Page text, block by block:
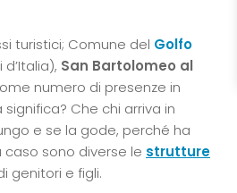
turistici; Comune del Golfo
San Bartolomeo al
numero di presenze in
Che chi arriva in
e se la gode, perché ha
sono diverse le strutture
genitori e figli.